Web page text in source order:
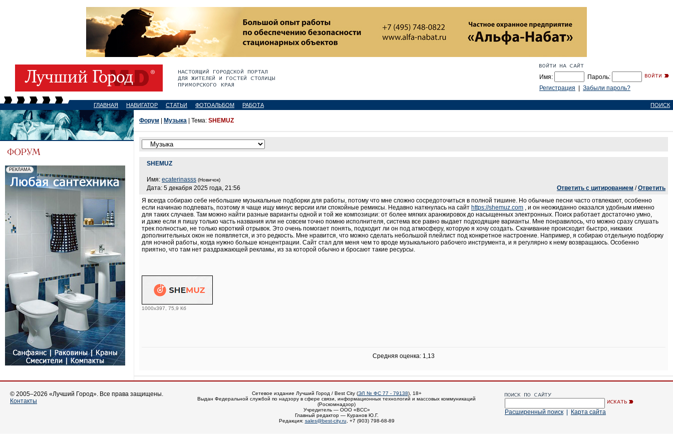
Имя:
Пароль:
Регистрация
Забыли пароль?
ГЛАВНАЯ НАВИГАТОР СТАТЬИ ФОТОАЛЬБОМ РАБОТА ПОИСК
Форум Музыка | Тема: SHEMUZ
SHEMUZ
Имя: ecaterinasss (Новичок)
Дата: 5 декабря 2025 года, 21:56 Ответить с цитированием /Ответить
Я всегда собираю себе небольшие музыкальные подборки для работы, потому что мне сложно сосредоточиться в полной тишине. Но обычные песни часто отвлекают, особенно
если начинаю подпевать, поэтому я чаще ищу минус версии или спокойные ремиксы. Недавно наткнулась на сайт https://shemuz.com , и он неожиданно оказался удобным именно
для таких случаев. Там можно найти разные варианты одной и той же композиции: от более мягких аранжировок до насыщенных электронных. Поиск работает достаточно умно,
и даже если я пишу только часть названия или не совсем точно помню исполнителя, система все равно выдает подходящие варианты. Мне понравилось, что можно сразу слушать
трек полностью, не только короткий отрывок. Это очень помогает понять, подходит ли он под атмосферу, которую я хочу создать. Скачивание происходит быстро, никаких
дополнительных окон не появляется, и это редкость. Мне нравится, что можно сделать небольшой плейлист под конкретное настроение. Например, я собираю отдельную подборку
для ночной работы, когда нужно больше концентрации. Сайт стал для меня чем то вроде музыкального рабочего инструмента, и я регулярно к нему возвращаюсь. Особенно
приятно, что там нет раздражающей рекламы, из за которой обычно и бросают такие ресурсы.
1000x397, 75,9 Кб
Средняя оценка: 1,13
© 2005–2026 «Лучший Город». Все права защищены.
Контакты
Сетевое издание Лучший Город / Best City (ЭЛ № ФС 77 - 79138), 18+
Выдан Федеральной службой по надзору в сфере связи, информационных технологий и массовых коммуникаций
(Роскомнадзор)
Учредитель — ООО «ВСС»
Главный редактор — Куранов Ю.Г.
Редакция: sales@best-city.ru , +7 (903) 798-68-89
Расширенный поиск Карта сайта